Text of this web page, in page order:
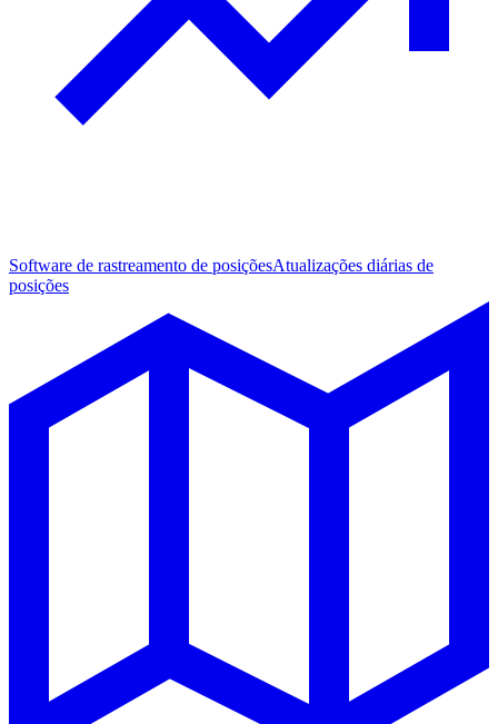
Software de rastreamento de posiçõesAtualizações diárias de
posições